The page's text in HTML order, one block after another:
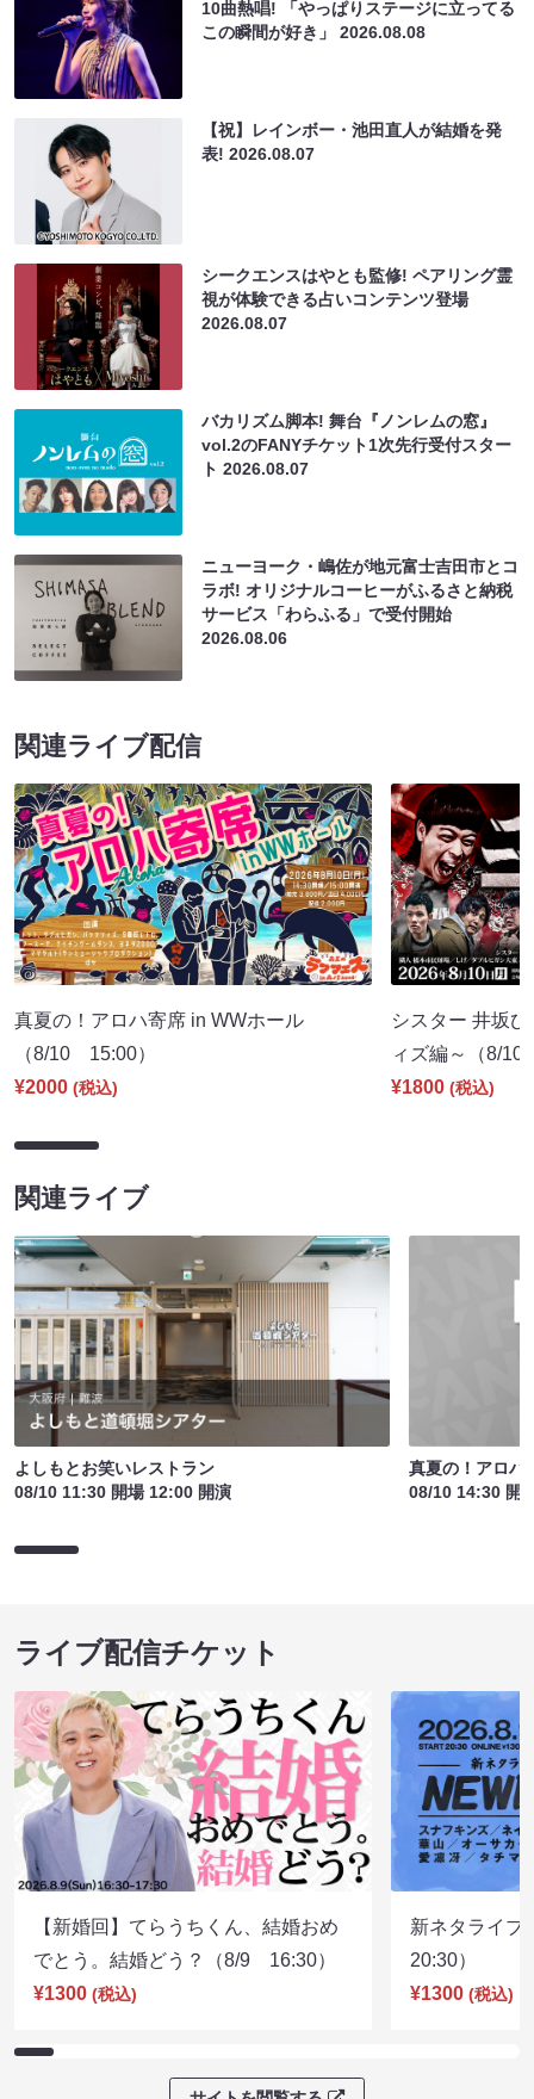
10曲熱唱! 「やっぱりステージに立ってる
この瞬間が好き」2026.08.08
【祝】レインボー・池田直人が結婚を発
表!2026.08.07
シークエンスはやとも監修! ペアリング霊
視が体験できる占いコンテンツ登場
2026.08.07
バカリズム脚本! 舞台『ノンレムの窓』
vol.2のFANYチケット1次先行受付スター
ト2026.08.07
ニューヨーク・嶋佐が地元富士吉田市とコ
ラボ! オリジナルコーヒーがふるさと納税
サービス「わらふる」で受付開始
2026.08.06
関連ライブ配信
真夏の！アロハ寄席 in WWホール
（8/10 15:00）
¥2000 (税込)
シスター 井坂
ィズ編～（8/
¥1800 (税込)
関連ライブ
よしもとお笑いレストラン
08/10 11:30 開場 12:00 開演
真夏の！アロハ
08/10 14:30 開
ライブ配信チケット
【新婚回】てらうちくん、結婚おめ
でとう。結婚どう？（8/9 16:30）
¥1300 (税込)
新ネタライ
20:30）
¥1300 (税込)